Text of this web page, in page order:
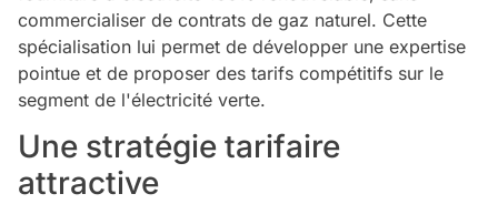
commercialiser de contrats de gaz naturel. Cette
spécialisation lui permet de développer une expertise
pointue et de proposer des tarifs compétitifs sur le
segment de l'électricité verte.
Une stratégie tarifaire
attractive